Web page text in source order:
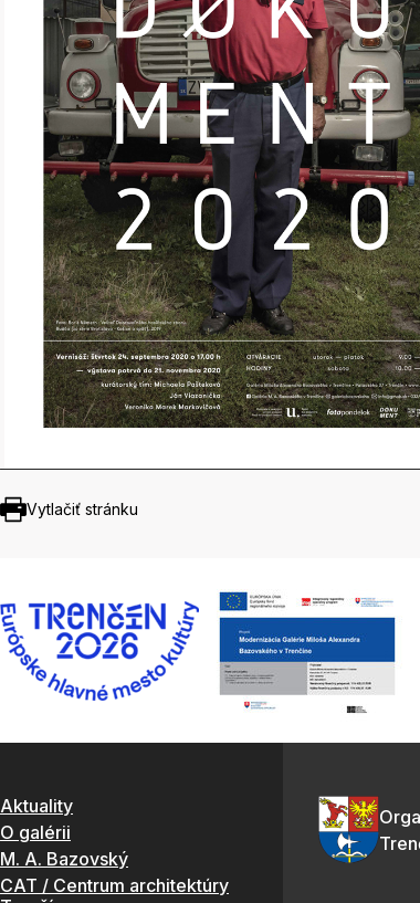
Vytlačiť stránku
Aktuality
O galérii
M. A. Bazovský
CAT / Centrum architektúry